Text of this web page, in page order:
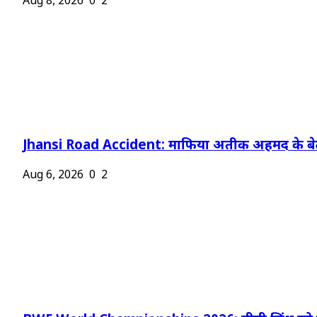
Jhansi Road Accident: माफिया अतीक अहमद के
Aug 6, 2026 0 2